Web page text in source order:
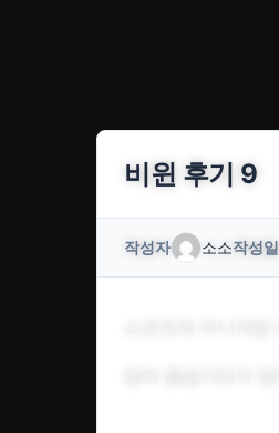
비윈 후기 9
작성자 소소작성일